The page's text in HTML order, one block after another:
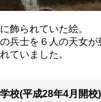
飾られていた絵。
兵士を６人の天女が
ていました。
校(平成28年4月開校